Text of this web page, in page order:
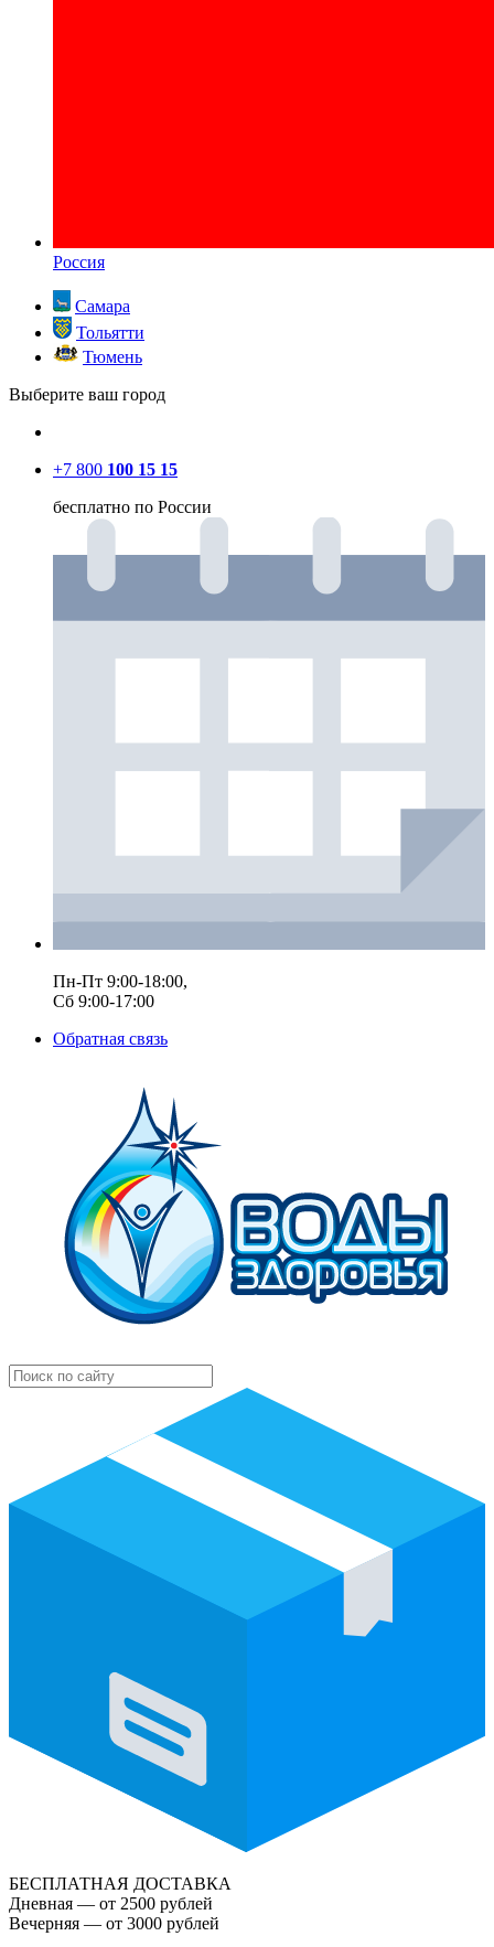
Россия
Самара
Тольятти
Тюмень
Выберите ваш город
+7 800 100 15 15
бесплатно по России
Пн-Пт 9:00-18:00,
Сб 9:00-17:00
Обратная связь
БЕСПЛАТНАЯ ДОСТАВКА
Дневная — от 2500 рублей
Вечерняя — от 3000 рублей